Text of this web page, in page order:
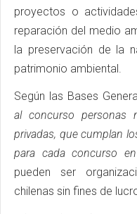
proyectos o
reparación del medio
la preservación de la
patrimonio ambiental.
Según las Bases
al concurso personas
privadas, que cumplan
para cada concurso
pueden ser
chilenas sin fines de